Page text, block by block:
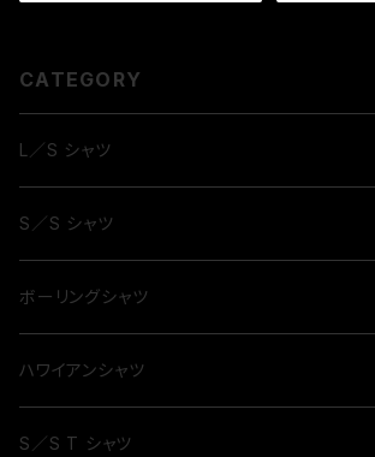
CATEGORY
L／S シャツ
S／S シャツ
ボーリングシャツ
ハワイアンシャツ
S／S T シャツ